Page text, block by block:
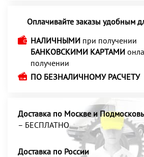
Оплачивайте заказы удобным
НАЛИЧНЫМИ при получении
БАНКОВСКИМИ КАРТАМИ
получении
ПО БЕЗНАЛИЧНОМУ РАСЧЕТУ
Доставка по Москве и
– БЕСПЛАТНО
Доставка по России